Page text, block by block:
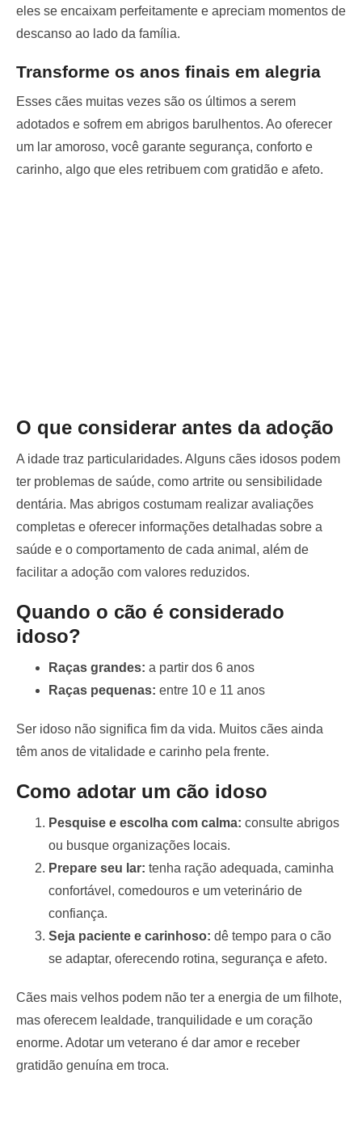
eles se encaixam perfeitamente e apreciam momentos de
descanso ao lado da família.
Transforme os anos finais em alegria
Esses cães muitas vezes são os últimos a serem
adotados e sofrem em abrigos barulhentos. Ao oferecer
um lar amoroso, você garante segurança, conforto e
carinho, algo que eles retribuem com gratidão e afeto.
O que considerar antes da adoção
A idade traz particularidades. Alguns cães idosos podem
ter problemas de saúde, como artrite ou sensibilidade
dentária. Mas abrigos costumam realizar avaliações
completas e oferecer informações detalhadas sobre a
saúde e o comportamento de cada animal, além de
facilitar a adoção com valores reduzidos.
Quando o cão é considerado
idoso?
Raças grandes: a partir dos 6 anos
Raças pequenas: entre 10 e 11 anos
Ser idoso não significa fim da vida. Muitos cães ainda
têm anos de vitalidade e carinho pela frente.
Como adotar um cão idoso
Pesquise e escolha com calma: consulte abrigos
ou busque organizações locais.
Prepare seu lar: tenha ração adequada, caminha
confortável, comedouros e um veterinário de
confiança.
Seja paciente e carinhoso: dê tempo para o cão
se adaptar, oferecendo rotina, segurança e afeto.
Cães mais velhos podem não ter a energia de um filhote,
mas oferecem lealdade, tranquilidade e um coração
enorme. Adotar um veterano é dar amor e receber
gratidão genuína em troca.